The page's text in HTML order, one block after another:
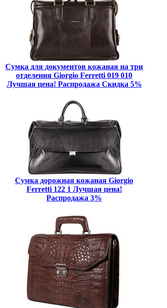
Сумка для документов кожаная на три
отделения Giorgio Ferretti 019 010
Лучшая цена! Распродажа Скидка 5%
Сумка дорожная кожаная Giorgio
Ferretti 122 1 Лучшая цена!
Распродажа 3%